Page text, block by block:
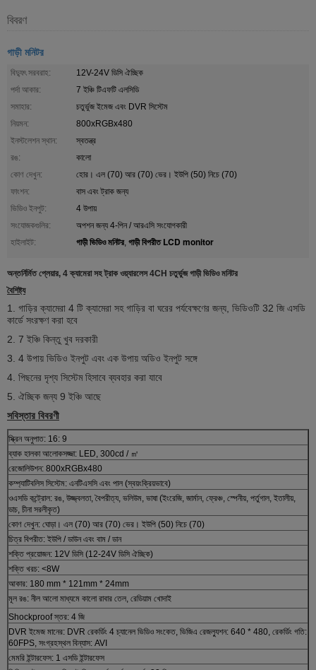
বিবরণ
গাড়ী মনিটর
বিদ্যুৎ সরবরাহ:
12V-24V ডিসি ঐচ্ছিক
পর্দা আকার:
7 ইঞ্চি টিএফটি এলসিডি
সমাহার:
চতুর্ভুজ ইমেজ এবং DVR সিস্টেম
নিয়মন:
800xRGBx480
ইনস্টলেশন স্থান:
স্বতন্ত্র
রঙ:
কালো
কোণ দেখুন:
হোর। এল (70) আর (70) ভের। ইউপি (50) নিচে (70)
ফাংশন:
বাস এবং ট্রাক জন্য
ভিডিও ইনপুট:
4 উপায়
সংযোজকগুলির:
অপশন জন্য 4-পিন / আরএসি সংযোগকারী
হাইলাইট:
গাড়ী ভিডিও মনিটর, গাড়ী বিপরীত LCD monitor
অন্তর্নির্মিত প্লেয়ার, 4 ক্যামেরা সহ ট্রাক ওয়্যারলেস 4CH চতুর্ভুজ গাড়ী ভিডিও মনিটর
বৈশিষ্ট্য
1. গাড়ির ক্যামেরা 4 টি ক্যামেরা সহ গাড়ির বা ঘরের পর্যবেক্ষণের জন্য, ভিডিওটি 32 জি এসডি
কার্ডে সংরক্ষণ করা হবে
2. 7 ইঞ্চি কিন্তু খুব দরকারী
3. 4 উপায় ভিডিও ইনপুট এবং এক উপায় অডিও ইনপুট সঙ্গে
4. পিছনের দৃশ্য সিস্টেম হিসাবে ব্যবহার করা যাবে
5. ঐচ্ছিক জন্য 9 ইঞ্চি আছে
সবিস্তার বিবরণী
স্ক্রিন অনুপাত: 16: 9
ব্যাক হালকা আলোকসজ্জা: LED, 300cd / ㎡
রেজোলিউশন: 800xRGBx480
কম্প্যাটিবলিস সিস্টেম: এনটিএসসি এবং পাল (স্বয়ংক্রিয়ভাবে)
ওএসডি কন্ট্রোল: রঙ, উজ্জ্বলতা, বৈপরীত্য, ভলিউম, ভাষা (ইংরেজি, জার্মান, ফ্রেঞ্চ, স্পেনীয়, পর্তুগাল, ইতালীয়,
ডাচ, চীনা সরলীকৃত)
কোণ দেখুন: ঘোড়া। এল (70) আর (70) ভের। ইউপি (50) নিচে (70)
চিত্র বিপরীত: ইউপি / ডাউন এবং বাম / ডান
শক্তি প্রয়োজন: 12V ডিসি (12-24V ডিসি ঐচ্ছিক)
শক্তি খরচ: <8W
আকার: 180 mm * 121mm * 24mm
মূল রঙ: নীল আলো মাধ্যমে কালো রাবার তেল, রেডিয়াম খোদাই
Shockproof স্তর: 4 জি
DVR ইমেজ মানের: DVR রেকর্ডিং 4 চ্যানেল ভিডিও সংকেত, ভিজিএ রেজল্যুশন: 640 * 480, রেকর্ডিং গতি:
60FPS, সংগ্রহস্থল বিন্যাস: AVI
মেমরি ইন্টারফেস: 1 এসডি ইন্টারফেস